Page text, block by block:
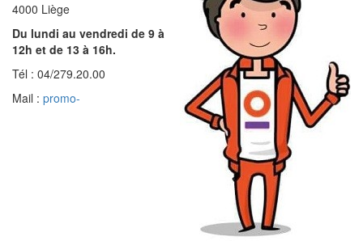
4000 Liège
Du lundi au vendredi de 9 à
12h et de 13 à 16h.
Tél : 04/279.20.00
Mail : promo-